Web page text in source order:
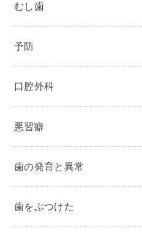
むし歯
予防
口腔外科
悪習癖
歯の発育と異常
歯をぶつけた